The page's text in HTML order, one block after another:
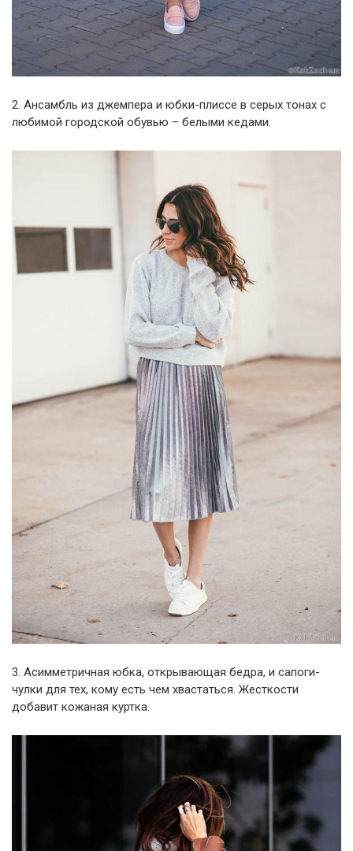
2. Ансамбль из джемпера и юбки-плиссе в серых тонах с
любимой городской обувью – белыми кедами.
3. Асимметричная юбка, открывающая бедра, и сапоги-
чулки для тех, кому есть чем хвастаться. Жесткости
добавит кожаная куртка.